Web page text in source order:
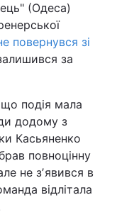
(Одеса)
повернувся зі
за
подія мала
додому з
Касьяненко
повноцінну
не зʼявився в
відлітала